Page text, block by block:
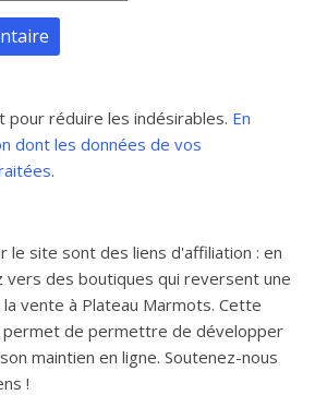
pour réduire les indésirables. En
dont les données de vos
.
le site sont des liens d'affiliation : en
vers des boutiques qui reversent une
vente à Plateau Marmots. Cette
permet de permettre de développer
maintien en ligne. Soutenez-nous
!